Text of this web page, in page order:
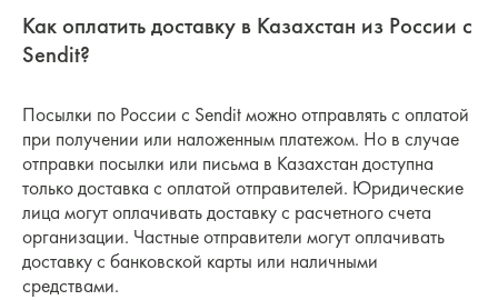
Как оплатить доставку в Казахстан из России с
Sendit?
Посылки по России с Sendit можно отправлять с оплатой
при получении или наложенным платежом. Но в случае
отправки посылки или письма в Казахстан доступна
только доставка с оплатой отправителей. Юридические
лица могут оплачивать доставку с расчетного счета
организации. Частные отправители могут оплачивать
доставку с банковской карты или наличными
средствами.